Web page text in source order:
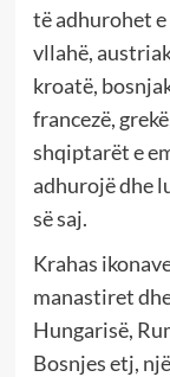
të adhurohet
vllahë,
kroatë,
francezë,
shqiptarët e
adhurojë dhe
së saj.
Krahas
manastiret
Hungarisë,
Bosnjes etj,